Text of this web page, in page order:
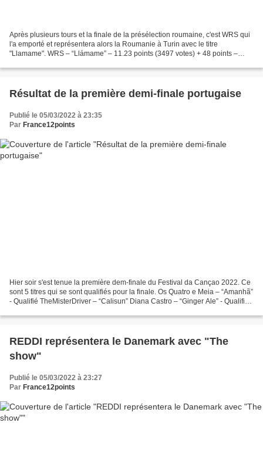
Après plusieurs tours et la finale de la présélection roumaine, c'est WRS qui
l'a emporté et représentera alors la Roumanie à Turin avec le titre
"Llamame". WRS – “Llámame” – 11.23 points (3497 votes) + 48 points –
Résultat de la première demi-finale portugaise
Publié le 05/03/2022 à 23:35
Par France12points
Hier soir s'est tenue la première dem-finale du Festival da Cançao 2022. Ce
sont 5 titres qui se sont qualifiés pour la finale. Os Quatro e Meia – “Amanhã”
- Qualifié TheMisterDriver – “Calisun” Diana Castro – “Ginger Ale” - Qualifié
REDDI représentera le Danemark avec "The
show"
Publié le 05/03/2022 à 23:27
Par France12points